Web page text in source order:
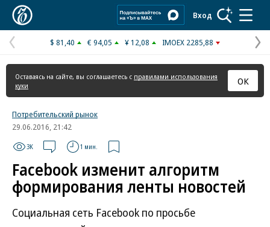
Вход
Предыдущая
страница
$ 81,40 € 94,05 ¥ 12,08 IMOEX 2285,88
Оставаясь на сайте, вы соглашаетесь с правилами использования
куки
ОК
Потребительский рынок
29.06.2016, 21:42
3K 1 мин.
Facebook изменит алгоритм
формирования ленты новостей
Социальная сеть Facebook по просьбе